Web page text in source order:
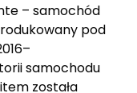
– samochód
pod
samochodu
została